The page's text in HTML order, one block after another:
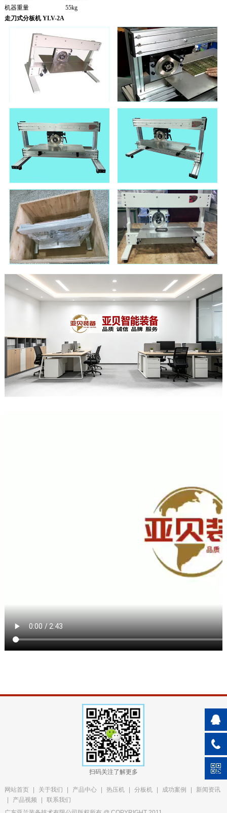
机器重量 55kg
走刀式分板机 YLV-2A
扫码关注了解更多
网站首页 | 关于我们 | 产品中心 | 热压机 | 分板机 | 成功案例 |
新闻资讯
|
产品视频 |
联系我们